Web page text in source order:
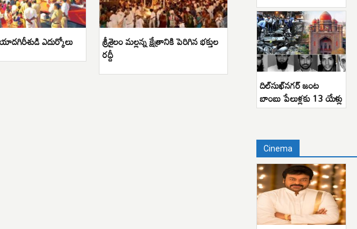
ఎదుర్కోలు శ్రీశైలం మల్లన్న క్షేత్రానికి పెరిగిన భక్తుల
రద్దీ
దిల్‌సుఖ్‌నగర్ జంట
బాంబు పేలుళ్లకు 13 యేళ్లు
Cinema